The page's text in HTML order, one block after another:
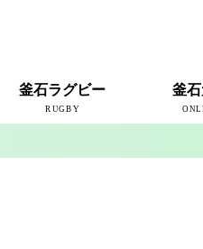
釜石ラグビー
RUGBY
釜